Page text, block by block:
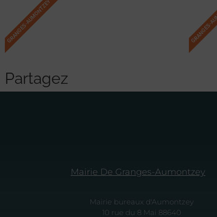
GRANGES-AUMONTZEY
Partagez
Mairie De Granges-Aumontzey
Mairie bureaux d'Aumontzey
10 rue du 8 Mai 88640